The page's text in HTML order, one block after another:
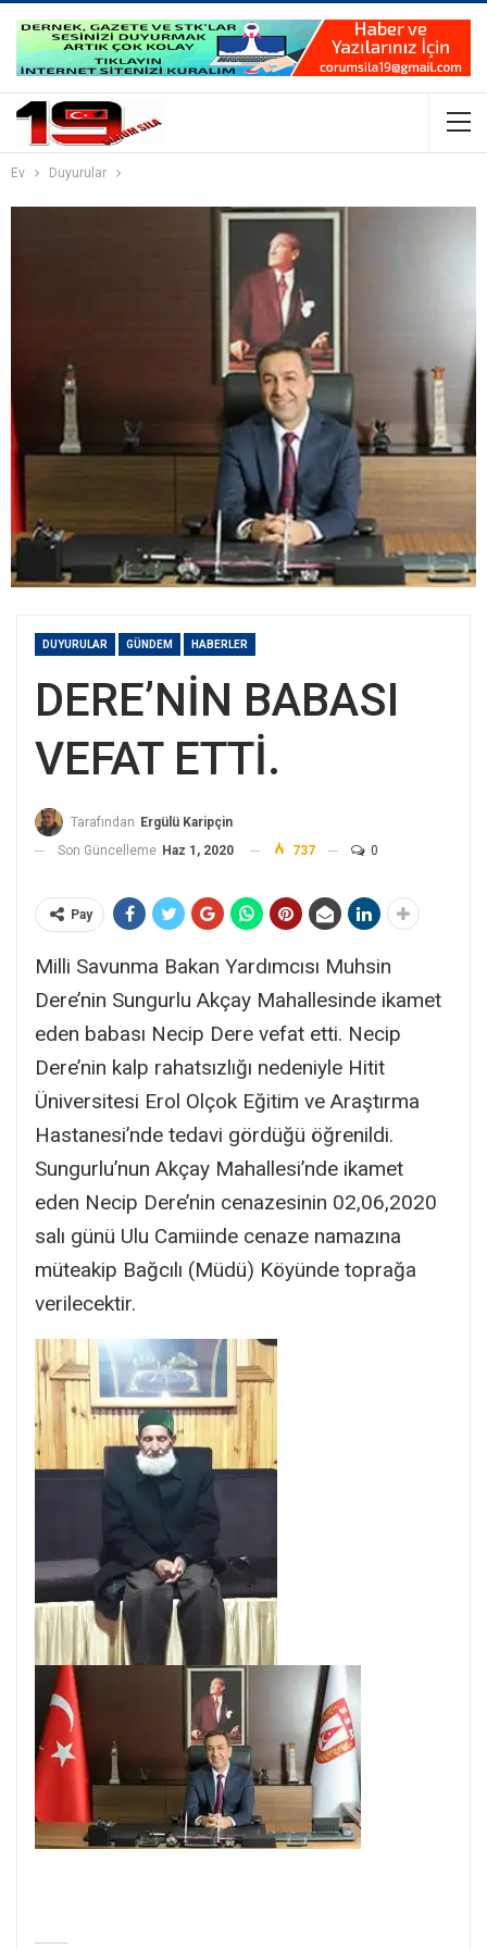
Ev Duyurular
DUYURULAR GÜNDEM HABERLER
DERE’NİN BABASI
VEFAT ETTİ.
Tarafından Ergülü Karipçin
Son Güncelleme Haz 1, 2020 737 0
Pay
Milli Savunma Bakan Yardımcısı Muhsin
Dere’nin Sungurlu Akçay Mahallesinde ikamet
eden babası Necip Dere vefat etti. Necip
Dere’nin kalp rahatsızlığı nedeniyle Hitit
Üniversitesi Erol Olçok Eğitim ve Araştırma
Hastanesi’nde tedavi gördüğü öğrenildi.
Sungurlu’nun Akçay Mahallesi’nde ikamet
eden Necip Dere’nin cenazesinin 02,06,2020
salı günü Ulu Camiinde cenaze namazına
müteakip Bağcılı (Müdü) Köyünde toprağa
verilecektir.